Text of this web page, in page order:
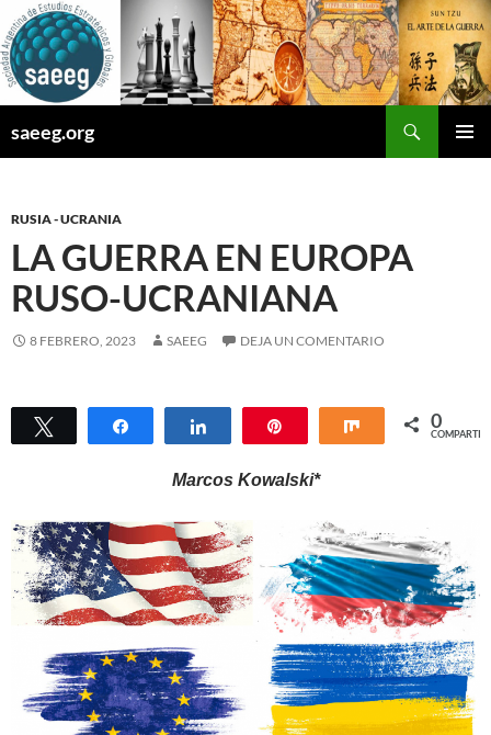
Saltar
al
contenido
saeeg.org
RUSIA - UCRANIA
LA GUERRA EN EUROPA
RUSO-UCRANIANA
8 FEBRERO, 2023 SAEEG DEJA UN COMENTARIO
Twittear Compartir Compartir Compartir
0
COMPARTIR
Marcos Kowalski*